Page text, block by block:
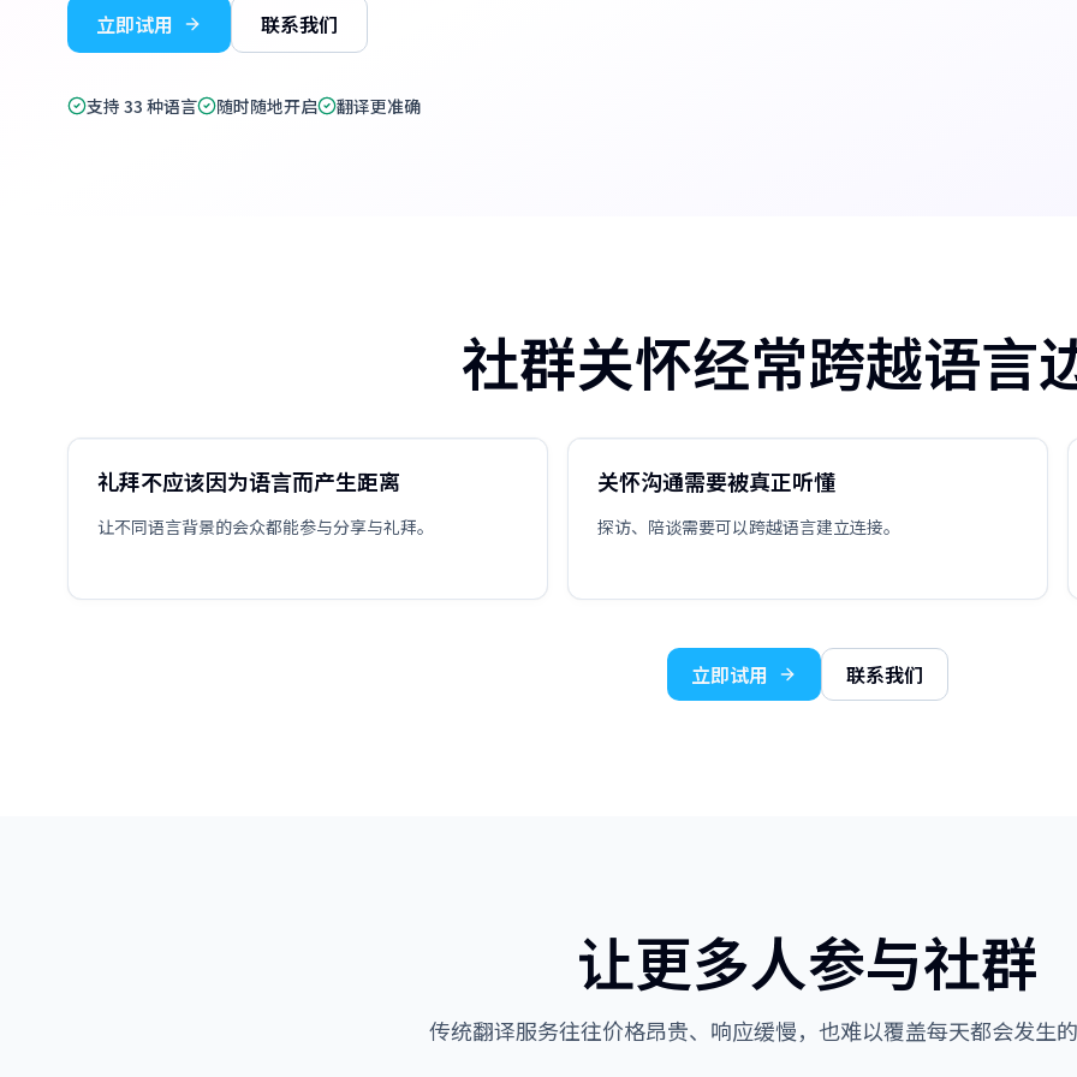
立即试用 联系我们
支持 33 种语言 随时随地开启 翻译更准确
社群关怀经常跨越语言
礼拜不应该因为语言而产生距离
让不同语言背景的会众都能参与分享与礼拜。
关怀沟通需要被真正听懂
探访、陪谈需要可以跨越语言建立连接。
立即试用 联系我们
让更多人参与社群
传统翻译服务往往价格昂贵、响应缓慢，也难以覆盖每天都会发生的